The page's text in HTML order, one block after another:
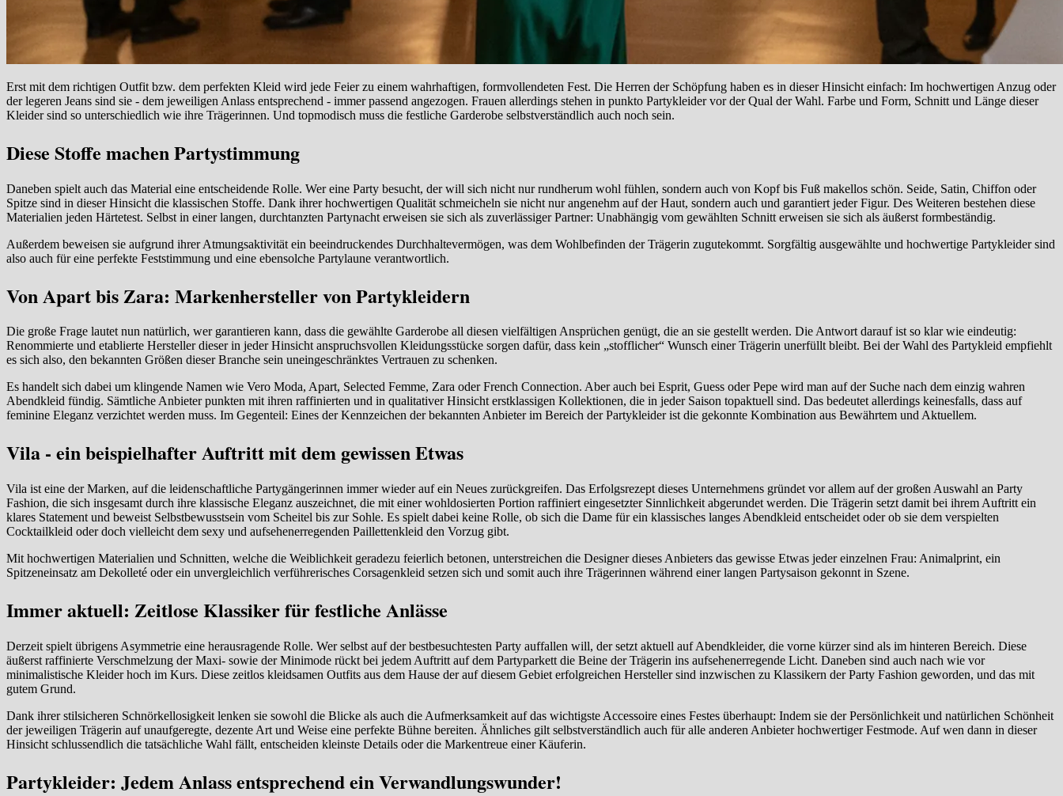
Erst mit dem richtigen Outfit bzw. dem perfekten Kleid wird jede Feier zu einem wahrhaftigen, formvollendeten Fest. Die Herren der Schöpfung haben es in dieser Hinsicht einfach: Im hochwertigen Anzug oder
der legeren Jeans sind sie - dem jeweiligen Anlass entsprechend - immer passend angezogen. Frauen allerdings stehen in punkto Partykleider vor der Qual der Wahl. Farbe und Form, Schnitt und Länge dieser
Kleider sind so unterschiedlich wie ihre Trägerinnen. Und topmodisch muss die festliche Garderobe selbstverständlich auch noch sein.
Diese Stoffe machen Partystimmung
Daneben spielt auch das Material eine entscheidende Rolle. Wer eine Party besucht, der will sich nicht nur rundherum wohl fühlen, sondern auch von Kopf bis Fuß makellos schön. Seide, Satin, Chiffon oder
Spitze sind in dieser Hinsicht die klassischen Stoffe. Dank ihrer hochwertigen Qualität schmeicheln sie nicht nur angenehm auf der Haut, sondern auch und garantiert jeder Figur. Des Weiteren bestehen diese
Materialien jeden Härtetest. Selbst in einer langen, durchtanzten Partynacht erweisen sie sich als zuverlässiger Partner: Unabhängig vom gewählten Schnitt erweisen sie sich als äußerst formbeständig.
Außerdem beweisen sie aufgrund ihrer Atmungsaktivität ein beeindruckendes Durchhaltevermögen, was dem Wohlbefinden der Trägerin zugutekommt. Sorgfältig ausgewählte und hochwertige Partykleider sind
also auch für eine perfekte Feststimmung und eine ebensolche Partylaune verantwortlich.
Von Apart bis Zara: Markenhersteller von Partykleidern
Die große Frage lautet nun natürlich, wer garantieren kann, dass die gewählte Garderobe all diesen vielfältigen Ansprüchen genügt, die an sie gestellt werden. Die Antwort darauf ist so klar wie eindeutig:
Renommierte und etablierte Hersteller dieser in jeder Hinsicht anspruchsvollen Kleidungsstücke sorgen dafür, dass kein „stofflicher“ Wunsch einer Trägerin unerfüllt bleibt. Bei der Wahl des Partykleid empfiehlt
es sich also, den bekannten Größen dieser Branche sein uneingeschränktes Vertrauen zu schenken.
Es handelt sich dabei um klingende Namen wie Vero Moda, Apart, Selected Femme, Zara oder French Connection. Aber auch bei Esprit, Guess oder Pepe wird man auf der Suche nach dem einzig wahren
Abendkleid fündig. Sämtliche Anbieter punkten mit ihren raffinierten und in qualitativer Hinsicht erstklassigen Kollektionen, die in jeder Saison topaktuell sind. Das bedeutet allerdings keinesfalls, dass auf
feminine Eleganz verzichtet werden muss. Im Gegenteil: Eines der Kennzeichen der bekannten Anbieter im Bereich der Partykleider ist die gekonnte Kombination aus Bewährtem und Aktuellem.
Vila - ein beispielhafter Auftritt mit dem gewissen Etwas
Vila ist eine der Marken, auf die leidenschaftliche Partygängerinnen immer wieder auf ein Neues zurückgreifen. Das Erfolgsrezept dieses Unternehmens gründet vor allem auf der großen Auswahl an Party
Fashion, die sich insgesamt durch ihre klassische Eleganz auszeichnet, die mit einer wohldosierten Portion raffiniert eingesetzter Sinnlichkeit abgerundet werden. Die Trägerin setzt damit bei ihrem Auftritt ein
klares Statement und beweist Selbstbewusstsein vom Scheitel bis zur Sohle. Es spielt dabei keine Rolle, ob sich die Dame für ein klassisches langes Abendkleid entscheidet oder ob sie dem verspielten
Cocktailkleid oder doch vielleicht dem sexy und aufsehenerregenden Paillettenkleid den Vorzug gibt.
Mit hochwertigen Materialien und Schnitten, welche die Weiblichkeit geradezu feierlich betonen, unterstreichen die Designer dieses Anbieters das gewisse Etwas jeder einzelnen Frau: Animalprint, ein
Spitzeneinsatz am Dekolleté oder ein unvergleichlich verführerisches Corsagenkleid setzen sich und somit auch ihre Trägerinnen während einer langen Partysaison gekonnt in Szene.
Immer aktuell: Zeitlose Klassiker für festliche Anlässe
Derzeit spielt übrigens Asymmetrie eine herausragende Rolle. Wer selbst auf der bestbesuchtesten Party auffallen will, der setzt aktuell auf Abendkleider, die vorne kürzer sind als im hinteren Bereich. Diese
äußerst raffinierte Verschmelzung der Maxi- sowie der Minimode rückt bei jedem Auftritt auf dem Partyparkett die Beine der Trägerin ins aufsehenerregende Licht. Daneben sind auch nach wie vor
minimalistische Kleider hoch im Kurs. Diese zeitlos kleidsamen Outfits aus dem Hause der auf diesem Gebiet erfolgreichen Hersteller sind inzwischen zu Klassikern der Party Fashion geworden, und das mit
gutem Grund.
Dank ihrer stilsicheren Schnörkellosigkeit lenken sie sowohl die Blicke als auch die Aufmerksamkeit auf das wichtigste Accessoire eines Festes überhaupt: Indem sie der Persönlichkeit und natürlichen Schönheit
der jeweiligen Trägerin auf unaufgeregte, dezente Art und Weise eine perfekte Bühne bereiten. Ähnliches gilt selbstverständlich auch für alle anderen Anbieter hochwertiger Festmode. Auf wen dann in dieser
Hinsicht schlussendlich die tatsächliche Wahl fällt, entscheiden kleinste Details oder die Markentreue einer Käuferin.
Partykleider: Jedem Anlass entsprechend ein Verwandlungswunder!